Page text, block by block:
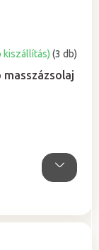
kiszállítás)(3 db)